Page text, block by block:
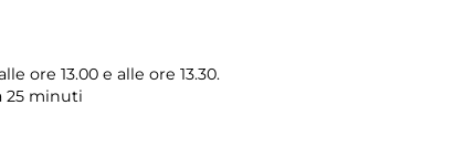
ore 13.00 e alle ore 13.30.
25 minuti